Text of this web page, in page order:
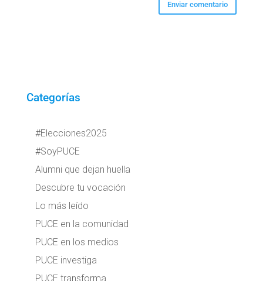
Categorías
#Elecciones2025
#SoyPUCE
Alumni que dejan huella
Descubre tu vocación
Lo más leído
PUCE en la comunidad
PUCE en los medios
PUCE investiga
PUCE transforma